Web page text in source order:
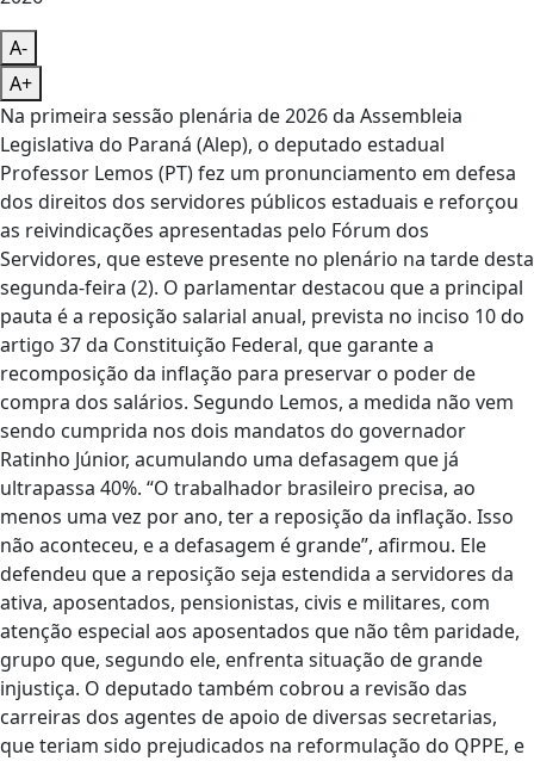
A-
A+
Na primeira sessão plenária de 2026 da Assembleia
Legislativa do Paraná (Alep), o deputado estadual
Professor Lemos (PT) fez um pronunciamento em defesa
dos direitos dos servidores públicos estaduais e reforçou
as reivindicações apresentadas pelo Fórum dos
Servidores, que esteve presente no plenário na tarde desta
segunda-feira (2). O parlamentar destacou que a principal
pauta é a reposição salarial anual, prevista no inciso 10 do
artigo 37 da Constituição Federal, que garante a
recomposição da inflação para preservar o poder de
compra dos salários. Segundo Lemos, a medida não vem
sendo cumprida nos dois mandatos do governador
Ratinho Júnior, acumulando uma defasagem que já
ultrapassa 40%. “O trabalhador brasileiro precisa, ao
menos uma vez por ano, ter a reposição da inflação. Isso
não aconteceu, e a defasagem é grande”, afirmou. Ele
defendeu que a reposição seja estendida a servidores da
ativa, aposentados, pensionistas, civis e militares, com
atenção especial aos aposentados que não têm paridade,
grupo que, segundo ele, enfrenta situação de grande
injustiça. O deputado também cobrou a revisão das
carreiras dos agentes de apoio de diversas secretarias,
que teriam sido prejudicados na reformulação do QPPE, e